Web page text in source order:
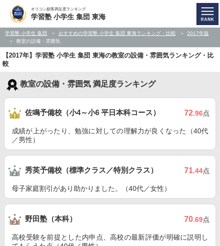
オリコン顧客満足度ランキング
学習塾 小学生 集団 東海
学習塾 小学生 集団 おすすめの学習塾 小学生 集団 東海ランキング・比較
2017年版
教室の設備・雰囲気
【2017年】学習塾 小学生 集団 東海の教室の設備・雰囲気ランキング・比
較
教室の設備・雰囲気 満足度ランキング
佐鳴予備校（小4～小6 平日本科コース） 72.96点
成績が上がったり、勉強に対しての理解力が良くなった（40代
／男性）
秀英予備校（標準クラス／特別クラス） 71.44点
母子家庭割引があり助かりました。（40代／女性）
野田塾（本科） 70.69点
高校受験を前提とした内申点、高校の最新評価が明確に説明し